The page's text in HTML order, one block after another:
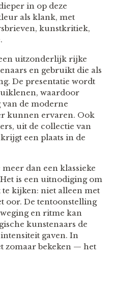
in op deze
als klank, met
kunstkritiek,
uitzonderlijk rijke
en gebruikt die als
De presentatie wordt
waardoor
de moderne
kunnen ervaren. Ook
uit de collectie van
een plaats in de
dan een klassieke
is een uitnodiging om
kijken: niet alleen met
oor. De tentoonstelling
en ritme kan
kunstenaars de
gaven. In
zomaar bekeken — het